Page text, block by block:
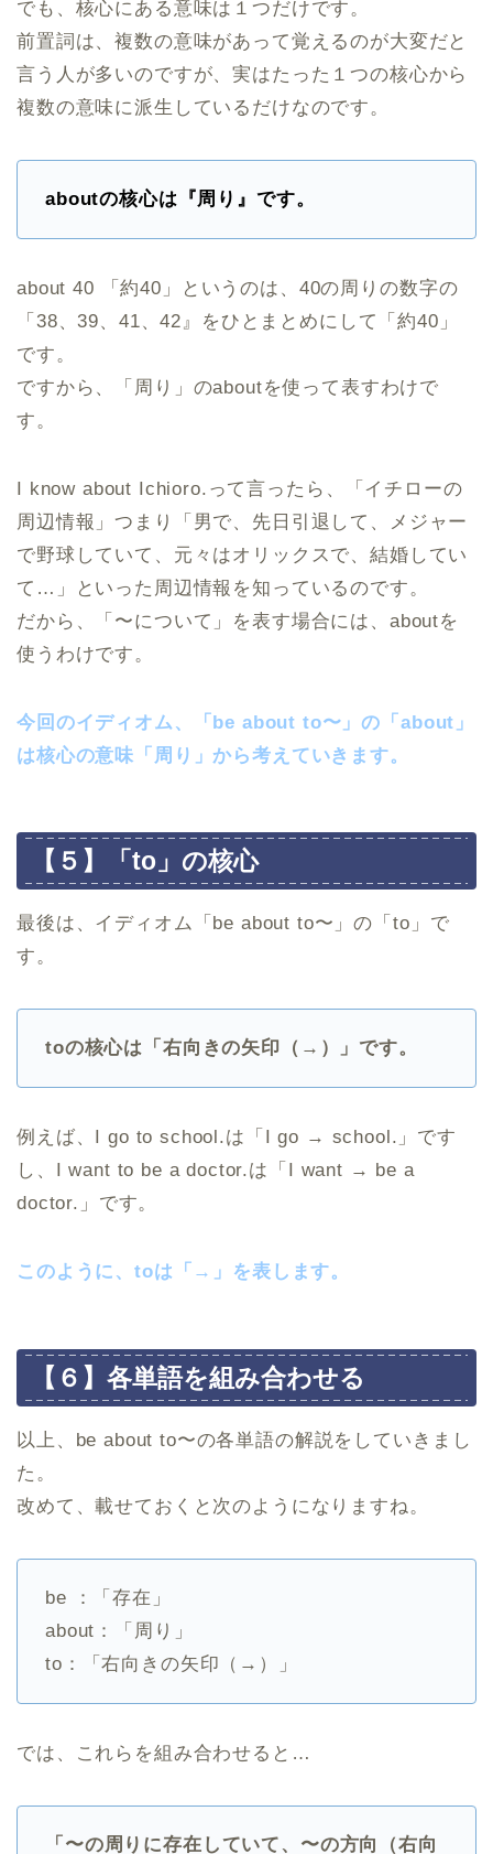
でも、核心にある意味は１つだけです。
前置詞は、複数の意味があって覚えるのが大変だと
言う人が多いのですが、実はたった１つの核心から
複数の意味に派生しているだけなのです。
aboutの核心は『周り』です。
about 40 「約40」というのは、40の周りの数字の
「38、39、41、42』をひとまとめにして「約40」
です。
ですから、「周り」のaboutを使って表すわけで
す。
I know about Ichioro.って言ったら、「イチローの
周辺情報」つまり「男で、先日引退して、メジャー
で野球していて、元々はオリックスで、結婚してい
て…」といった周辺情報を知っているのです。
だから、「〜について」を表す場合には、aboutを
使うわけです。
今回のイディオム、「be about to〜」の「about」
は核心の意味「周り」から考えていきます。
【５】「to」の核心
最後は、イディオム「be about to〜」の「to」で
す。
toの核心は「右向きの矢印（︎→）」です。
例えば、I go to school.は「I go ︎→ school.」です
し、I want to be a doctor.は「I want ︎→ be a
doctor.」です。
このように、toは「︎→」を表します。
【６】各単語を組み合わせる
以上、be about to〜の各単語の解説をしていきまし
た。
改めて、載せておくと次のようになりますね。
be ：「存在」
about：「周り」
to：「右向きの矢印（︎→）」
では、これらを組み合わせると…
「〜の周りに存在していて、〜の方向（右向